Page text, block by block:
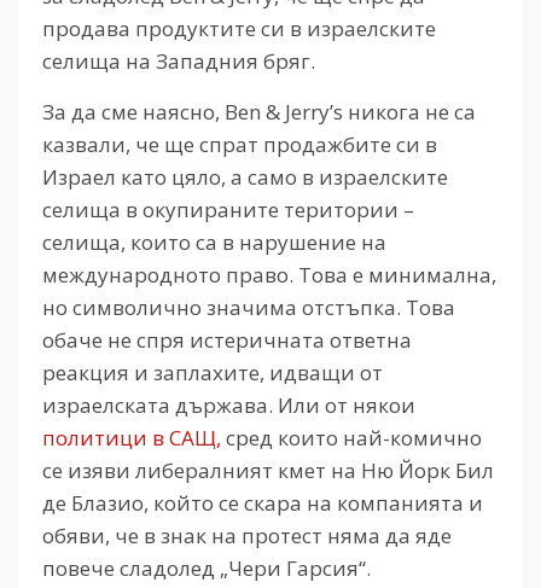
продава продуктите си в израелските
селища на Западния бряг.
За да сме наясно, Ben & Jerry’s никога не са
казвали, че ще спрат продажбите си в
Израел като цяло, а само в израелските
селища в окупираните територии –
селища, които са в нарушение на
международното право. Това е минимална,
но символично значима отстъпка. Това
обаче не спря истеричната ответна
реакция и заплахите, идващи от
израелската държава. Или от някои
политици в САЩ, сред които най-комично
се изяви либералният кмет на Ню Йорк Бил
де Блазио, който се скара на компанията и
обяви, че в знак на протест няма да яде
повече сладолед „Чери Гарсия“.